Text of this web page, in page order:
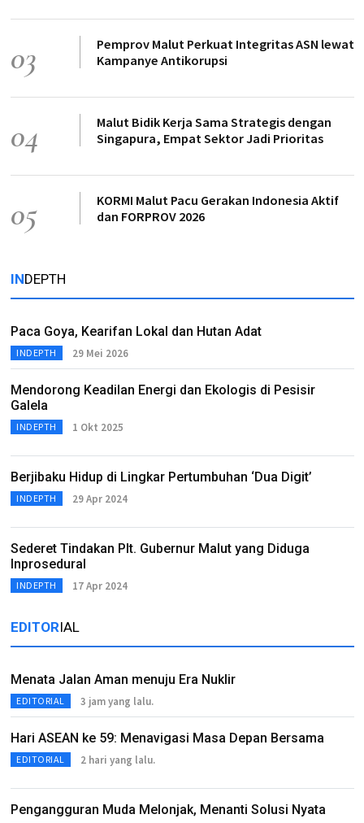
03
Pemprov Malut Perkuat Integritas ASN lewat
Kampanye Antikorupsi
04
Malut Bidik Kerja Sama Strategis dengan
Singapura, Empat Sektor Jadi Prioritas
05
KORMI Malut Pacu Gerakan Indonesia Aktif
dan FORPROV 2026
INDEPTH
Paca Goya, Kearifan Lokal dan Hutan Adat
INDEPTH 29 Mei 2026
Mendorong Keadilan Energi dan Ekologis di Pesisir
Galela
INDEPTH 1 Okt 2025
Berjibaku Hidup di Lingkar Pertumbuhan ‘Dua Digit’
INDEPTH 29 Apr 2024
Sederet Tindakan Plt. Gubernur Malut yang Diduga
Inprosedural
INDEPTH 17 Apr 2024
EDITORIAL
Menata Jalan Aman menuju Era Nuklir
EDITORIAL 3 jam yang lalu.
Hari ASEAN ke 59: Menavigasi Masa Depan Bersama
EDITORIAL 2 hari yang lalu.
Pengangguran Muda Melonjak, Menanti Solusi Nyata